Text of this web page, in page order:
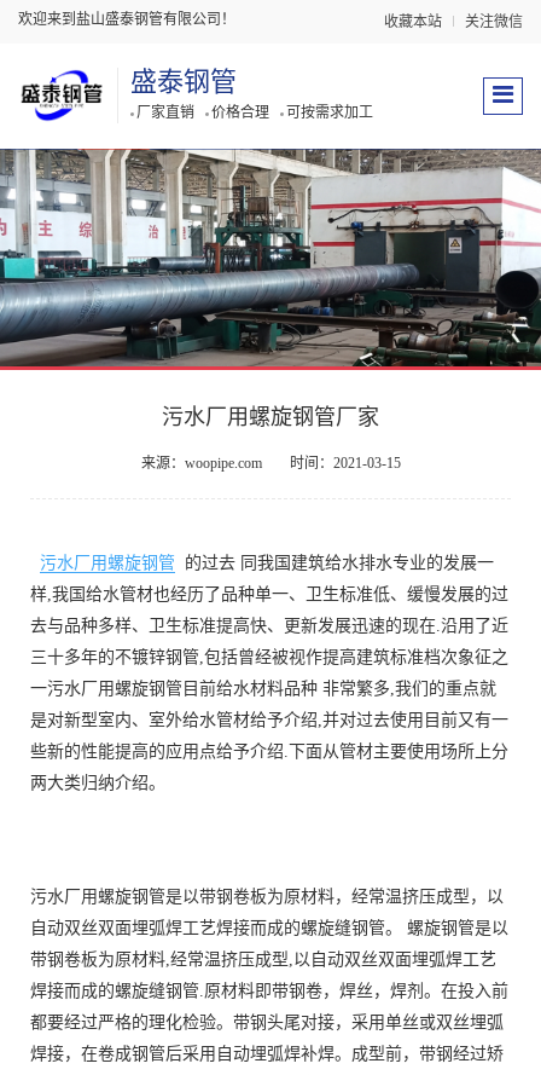
欢迎来到盐山盛泰钢管有限公司！ 收藏本站 关注微信
盛泰钢管
厂家直销 价格合理 可按需求加工
污水厂用螺旋钢管厂家
来源：woopipe.com 时间：2021-03-15
污水厂用螺旋钢管
的过去 同我国建筑给水排水专业的发展一
样,我国给水管材也经历了品种单一、卫生标准低、缓慢发展的过
去与品种多样、卫生标准提高快、更新发展迅速的现在.沿用了近
三十多年的不镀锌钢管,包括曾经被视作提高建筑标准档次象征之
一污水厂用螺旋钢管目前给水材料品种 非常繁多,我们的重点就
是对新型室内、室外给水管材给予介绍,并对过去使用目前又有一
些新的性能提高的应用点给予介绍.下面从管材主要使用场所上分
两大类归纳介绍。
污水厂用螺旋钢管是以带钢卷板为原材料，经常温挤压成型，以
自动双丝双面埋弧焊工艺焊接而成的螺旋缝钢管。 螺旋钢管是以
带钢卷板为原材料,经常温挤压成型,以自动双丝双面埋弧焊工艺
焊接而成的螺旋缝钢管.原材料即带钢卷，焊丝，焊剂。在投入前
都要经过严格的理化检验。带钢头尾对接，采用单丝或双丝埋弧
焊接，在卷成钢管后采用自动埋弧焊补焊。成型前，带钢经过矫